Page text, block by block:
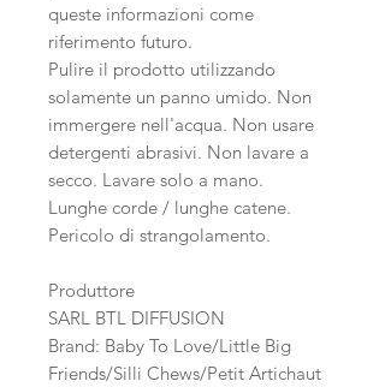
queste informazioni come
riferimento futuro.
Pulire il prodotto utilizzando
solamente un panno umido. Non
immergere nell'acqua. Non usare
detergenti abrasivi. Non lavare a
secco. Lavare solo a mano.
Lunghe corde / lunghe catene.
Pericolo di strangolamento.
Produttore
SARL BTL DIFFUSION
Brand: Baby To Love/Little Big
Friends/Silli Chews/Petit Artichaut